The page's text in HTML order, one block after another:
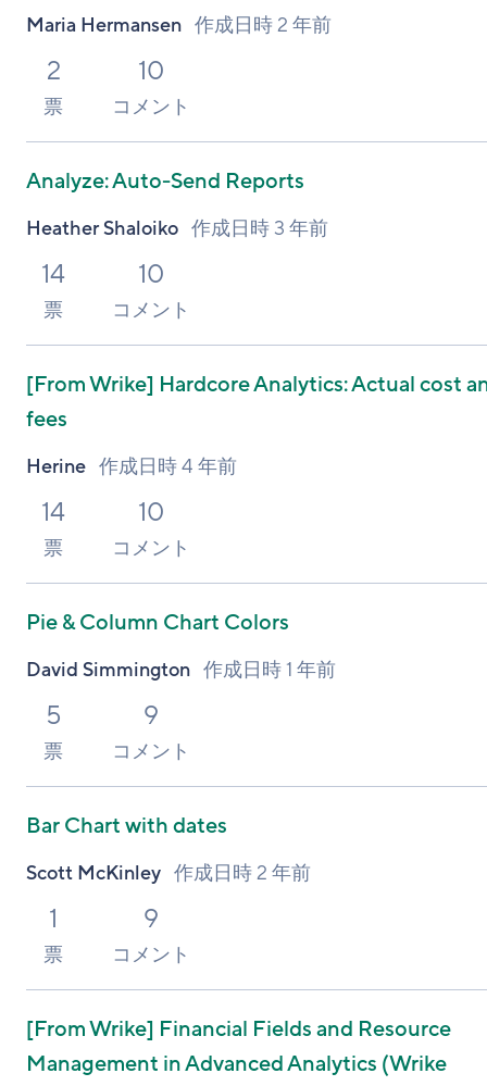
Maria Hermansen 作成日時2 年前
2
票
10
コメント
Analyze: Auto-Send Reports
Heather Shaloiko 作成日時 3 年前
14
票
10
コメント
[From Wrike] Hardcore Analytics: Actual cost
fees
Herine 作成日時4 年前
14
票
10
コメント
Pie & Column Chart Colors
David Simmington 作成日時1 年前
5
票
9
コメント
Bar Chart with dates
Scott McKinley 作成日時2 年前
1
票
9
コメント
[From Wrike] Financial Fields and Resource
Management in Advanced Analytics (Wrike